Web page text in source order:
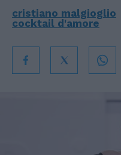
cristiano malgioglio
cocktail d'amore